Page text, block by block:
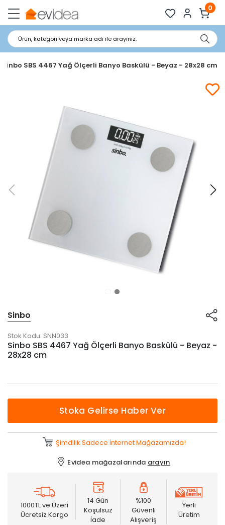
0
Ürün, kategori veya marka adı ile arayınız.
Sinbo SBS 4467 Yağ Ölçerli Banyo Baskülü - Beyaz - 28x28 cm
Sinbo
Stok Kodu: SNN033
Sinbo SBS 4467 Yağ Ölçerli Banyo Baskülü - Beyaz -
28x28 cm
Stoka Gelirse Haber Ver
Şimdilik Sadece İnternet Mağazamızda!
Evidea mağazalarında arayın
1000TL ve Üzeri
Ücretsiz Kargo
14 Gün
Koşulsuz
İade
%100
Güvenli
Alışveriş
Yerli
Üretim